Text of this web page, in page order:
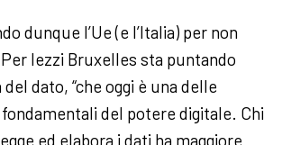
dunque l’Ue (e l’Italia) per non
Iezzi Bruxelles sta puntando
dato, “che oggi è una delle
del potere digitale. Chi
ed elabora i dati ha maggiore